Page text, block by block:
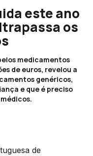
este ano
os
medicamentos
de euros, revelou a
genéricos,
e que é preciso
de